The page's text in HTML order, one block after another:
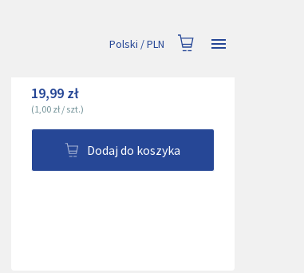
Polski /PLN
19,99 zł
(1,00 zł/ szt.)
Dodaj do koszyka